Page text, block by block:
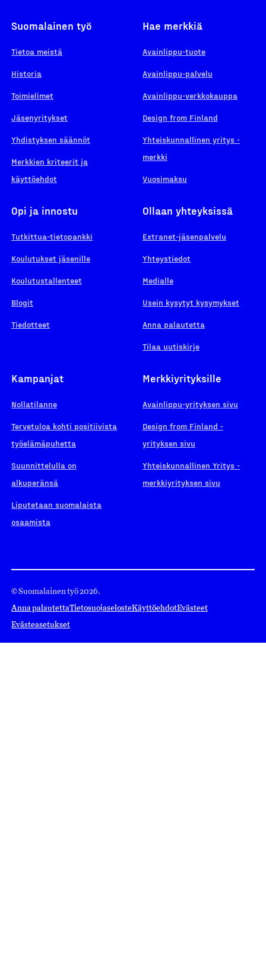
Suomalainen työ
Tietoa meistä
Historia
Toimielimet
Jäsenyritykset
Yhdistyksen säännöt
Merkkien kriteerit ja
käyttöehdot
Hae merkkiä
Avainlippu-tuote
Avainlippu-palvelu
Avainlippu-verkkokauppa
Design from Finland
Yhteiskunnallinen yritys -
merkki
Vuosimaksu
Opi ja innostu
Tutkittua-tietopankki
Koulutukset jäsenille
Koulutustallenteet
Blogit
Tiedotteet
Ollaan yhteyksissä
Extranet-jäsenpalvelu
Yhteystiedot
Medialle
Usein kysytyt kysymykset
Anna palautetta
Tilaa uutiskirje
Kampanjat
Nollatilanne
Tervetuloa kohti positiivista
työelämäpuhetta
Suunnittelulla on
alkuperänsä
Liputetaan suomalaista
osaamista
Merkkiyrityksille
Avainlippu-yrityksen sivu
Design from Finland -
yrityksen sivu
Yhteiskunnallinen Yritys -
merkkiyrityksen sivu
© Suomalainen työ 2026.
Anna palautettaTietosuojaselosteKäyttöehdotEvästeet
Evästeasetukset